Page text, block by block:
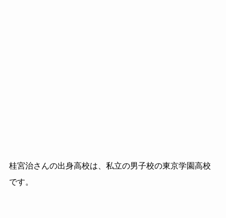
桂宮治さんの出身高校は、私立の男子校の東京学園高校
です。